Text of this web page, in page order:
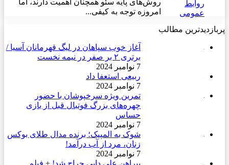
روش‌های پایه سئو همچنان اهمیت دارند، اما
امروزه توجه به کیفی...
پربازدیدترین مطالب
آغاز خوب سپاهان در لیگ قهرمانان آسیا /
برتری ۲ بر صفر در نیمه نخست
7 نوامبر 2024
ربیعی استعفا داد
7 نوامبر 2024
تمرین ویژه سرخپوشان با حضور
چهره‌های بزرگ فوتبال قبل از بازی
حساس
7 نوامبر 2024
شوک به المپیک؛ برنده مدال طلای بوکس
زنان، مرد از آب درآمد!
7 نوامبر 2024